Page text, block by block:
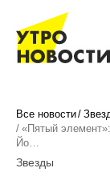
Все новости
«Пятый
Йо…
Звезды